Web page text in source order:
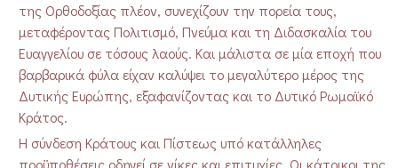
της Ορθοδοξίας πλέον, συνεχίζουν την πορεία τους,
μεταφέροντας Πολιτισμό, Πνεύμα και τη Διδασκαλία του
Ευαγγελίου σε τόσους λαούς. Και μάλιστα σε μία εποχή που
βαρβαρικά φύλα είχαν καλύψει το μεγαλύτερο μέρος της
Δυτικής Ευρώπης, εξαφανίζοντας και το Δυτικό Ρωμαϊκό
Κράτος.
Η σύνδεση Κράτους και Πίστεως υπό κατάλληλες